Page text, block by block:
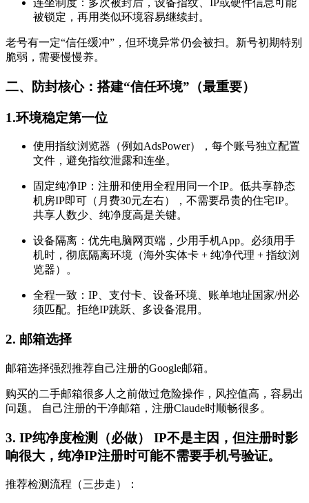
连坐制度：多次被封后，设备指纹、IP或硬件信息可能
被锁定，再用类似环境容易继续封。
老号有一定“信任缓冲”，但环境异常仍会被扫。新号初期特别
脆弱，需要慢慢养。
二、防封核心：搭建“信任环境”（最重要）
1.环境稳定第一位
使用指纹浏览器（例如AdsPower），每个账号独立配置
文件，避免指纹泄露和连坐。
固定纯净IP：注册和使用全程用同一个IP。低共享静态
机房IP即可（月费30元左右），不需要昂贵的住宅IP。
共享人数少、纯净度高是关键。
设备隔离：优先电脑网页端，少用手机App。必须用手
机时，彻底隔离环境（海外实体卡 + 纯净代理 + 指纹浏
览器）。
全程一致：IP、支付卡、设备环境、账单地址国家/州必
须匹配。拒绝IP跳跃、多设备混用。
2. 邮箱选择
邮箱选择强烈推荐自己注册的Google邮箱。
购买的二手邮箱很多人之前做过危险操作，风控值高，容易出
问题。 自己注册的干净邮箱，注册Claude时顺畅很多。
3. IP纯净度检测（必做） IP不是主因，但注册时影
响很大，纯净IP注册时可能不需要手机号验证。
推荐检测流程（三步走）：